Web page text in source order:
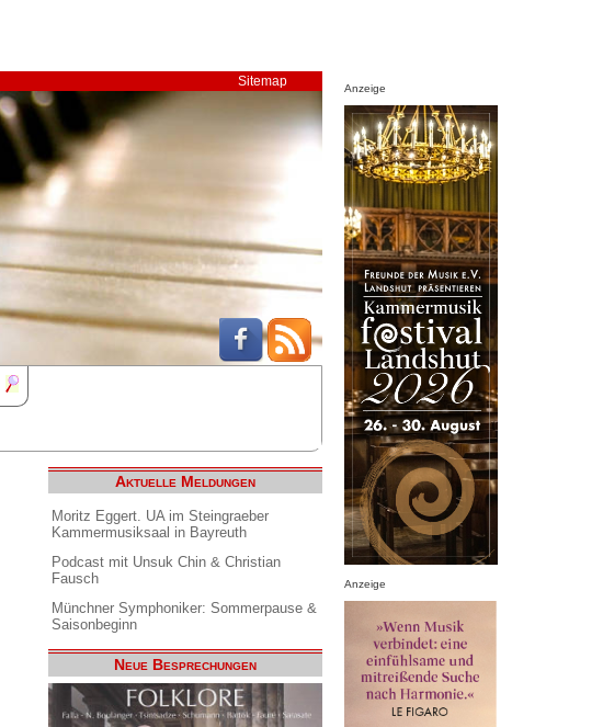
Sitemap
Aktuelle Meldungen
Moritz Eggert. UA im Steingraeber
Kammermusiksaal in Bayreuth
Podcast mit Unsuk Chin & Christian
Fausch
Münchner Symphoniker: Sommerpause &
Saisonbeginn
Neue Besprechungen
Anzeige
Anzeige